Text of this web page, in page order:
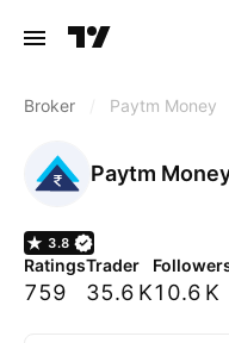
Broker Paytm Money
Paytm
3.8
Ratings
759
Trader
35.6 K10.6 K